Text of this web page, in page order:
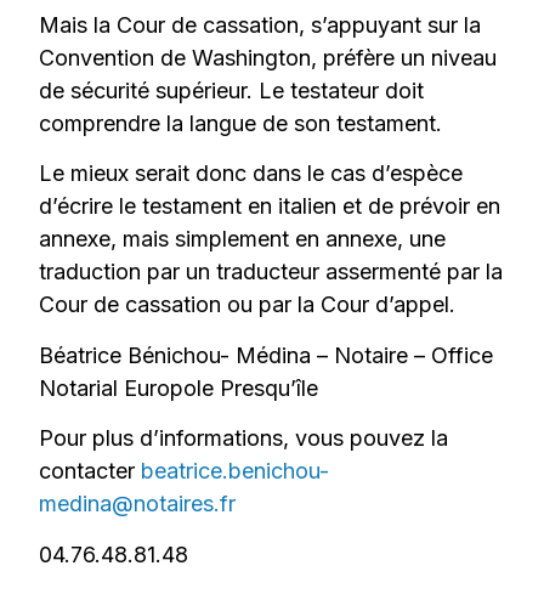
Mais la Cour de cassation, s’appuyant sur la
Convention de Washington, préfère un niveau
de sécurité supérieur. Le testateur doit
comprendre la langue de son testament.
Le mieux serait donc dans le cas d’espèce
d’écrire le testament en italien et de prévoir en
annexe, mais simplement en annexe, une
traduction par un traducteur assermenté par la
Cour de cassation ou par la Cour d’appel.
Béatrice Bénichou- Médina – Notaire – Office
Notarial Europole Presqu’île
Pour plus d’informations, vous pouvez la
contacter beatrice.benichou-
medina@notaires.fr
04.76.48.81.48